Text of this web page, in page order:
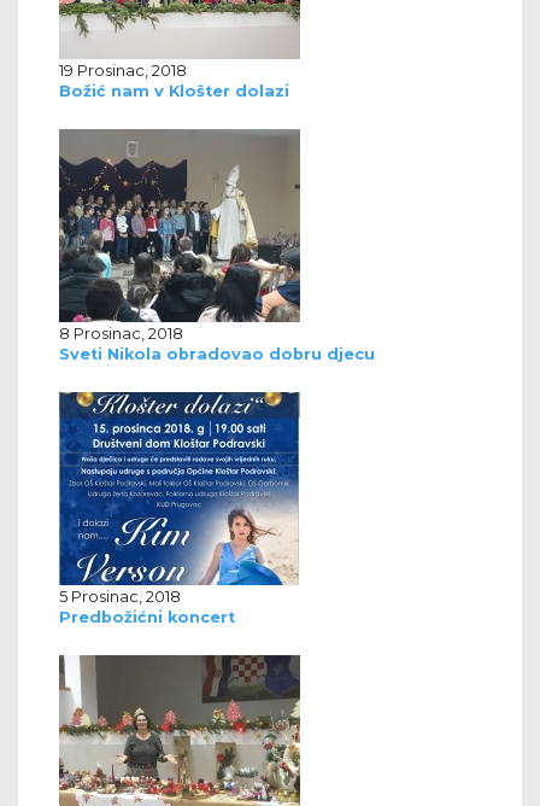
19 Prosinac, 2018
Božić nam v Klošter dolazi
8 Prosinac, 2018
Sveti Nikola obradovao dobru djecu
5 Prosinac, 2018
Predbožićni koncert